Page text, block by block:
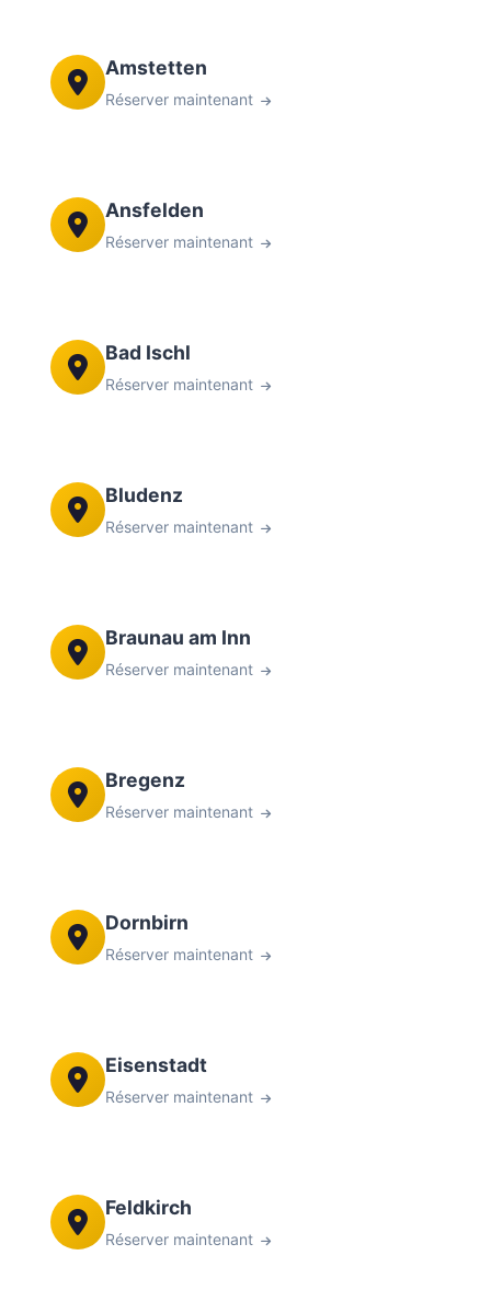
Amstetten
Réserver maintenant
Ansfelden
Réserver maintenant
Bad Ischl
Réserver maintenant
Bludenz
Réserver maintenant
Braunau am Inn
Réserver maintenant
Bregenz
Réserver maintenant
Dornbirn
Réserver maintenant
Eisenstadt
Réserver maintenant
Feldkirch
Réserver maintenant